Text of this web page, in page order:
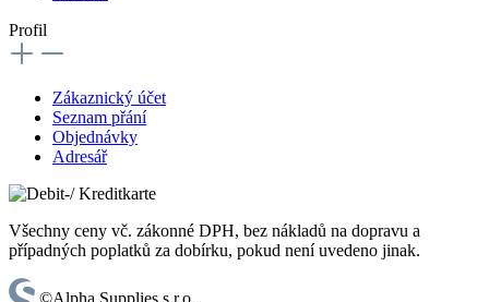
Profil
Zákaznický účet
Seznam přání
Objednávky
Adresář
Všechny ceny vč. zákonné DPH, bez nákladů na dopravu a
případných poplatků za dobírku, pokud není uvedeno jinak.
©Alpha Supplies s.r.o.